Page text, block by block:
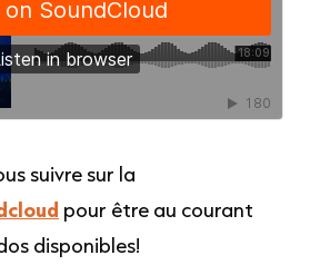
suivre sur la
pour être au courant
disponibles!